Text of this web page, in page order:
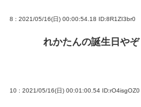
8 : 2021/05/16(日) 00:00:54.18 ID:8R1ZI3br0
れかたんの誕生日やぞ
10 : 2021/05/16(日) 00:01:00.54 ID:rO4isgOZ0